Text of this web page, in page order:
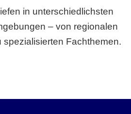
in unterschiedlichsten
– von regionalen
spezialisierten Fachthemen.